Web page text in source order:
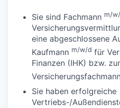
Sie sind Fachmann m/
eine abgeschlossene
Kaufmann m/w/d für
Finanzen (IHK) bzw.
Sie haben erfolgreiche
Vertriebs-/